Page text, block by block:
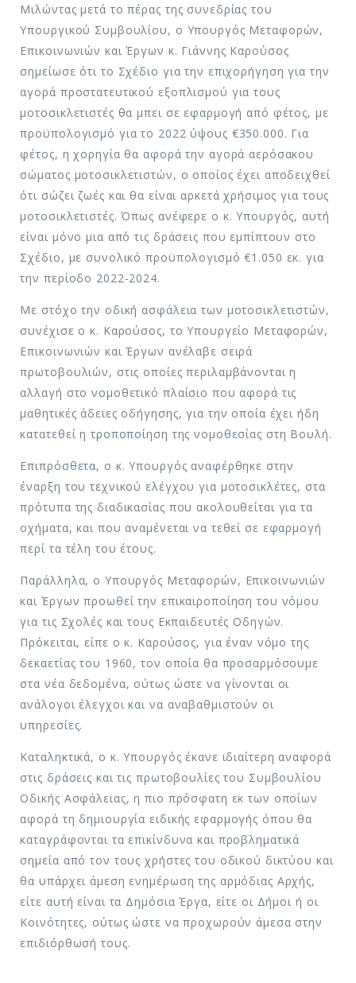
Μιλώντας μετά το πέρας της συνεδρίας του
Υπουργικού Συμβουλίου, ο Υπουργός Μεταφορών,
Επικοινωνιών και Έργων κ. Γιάννης Καρούσος
σημείωσε ότι το Σχέδιο για την επιχορήγηση για την
αγορά προστατευτικού εξοπλισμού για τους
μοτοσικλετιστές θα μπει σε εφαρμογή από φέτος, με
προϋπολογισμό για το 2022 ύψους €350.000. Για
φέτος, η χορηγία θα αφορά την αγορά αερόσακου
σώματος μοτοσικλετιστών, ο οποίος έχει αποδειχθεί
ότι σώζει ζωές και θα είναι αρκετά χρήσιμος για τους
μοτοσικλετιστές. Όπως ανέφερε ο κ. Υπουργός, αυτή
είναι μόνο μια από τις δράσεις που εμπίπτουν στο
Σχέδιο, με συνολικό προϋπολογισμό €1.050 εκ. για
την περίοδο 2022-2024.
Με στόχο την οδική ασφάλεια των μοτοσικλετιστών,
συνέχισε ο κ. Καρούσος, το Υπουργείο Μεταφορών,
Επικοινωνιών και Έργων ανέλαβε σειρά
πρωτοβουλιών, στις οποίες περιλαμβάνονται η
αλλαγή στο νομοθετικό πλαίσιο που αφορά τις
μαθητικές άδειες οδήγησης, για την οποία έχει ήδη
κατατεθεί η τροποποίηση της νομοθεσίας στη Βουλή.
Επιπρόσθετα, ο κ. Υπουργός αναφέρθηκε στην
έναρξη του τεχνικού ελέγχου για μοτοσικλέτες, στα
πρότυπα της διαδικασίας που ακολουθείται για τα
οχήματα, και που αναμένεται να τεθεί σε εφαρμογή
περί τα τέλη του έτους.
Παράλληλα, ο Υπουργός Μεταφορών, Επικοινωνιών
και Έργων προωθεί την επικαιροποίηση του νόμου
για τις Σχολές και τους Εκπαιδευτές Οδηγών.
Πρόκειται, είπε ο κ. Καρούσος, για έναν νόμο της
δεκαετίας του 1960, τον οποία θα προσαρμόσουμε
στα νέα δεδομένα, ούτως ώστε να γίνονται οι
ανάλογοι έλεγχοι και να αναβαθμιστούν οι
υπηρεσίες.
Καταληκτικά, ο κ. Υπουργός έκανε ιδιαίτερη αναφορά
στις δράσεις και τις πρωτοβουλίες του Συμβουλίου
Οδικής Ασφάλειας, η πιο πρόσφατη εκ των οποίων
αφορά τη δημιουργία ειδικής εφαρμογής όπου θα
καταγράφονται τα επικίνδυνα και προβληματικά
σημεία από τον τους χρήστες του οδικού δικτύου και
θα υπάρχει άμεση ενημέρωση της αρμόδιας Αρχής,
είτε αυτή είναι τα Δημόσια Έργα, είτε οι Δήμοι ή οι
Κοινότητες, ούτως ώστε να προχωρούν άμεσα στην
επιδιόρθωσή τους.